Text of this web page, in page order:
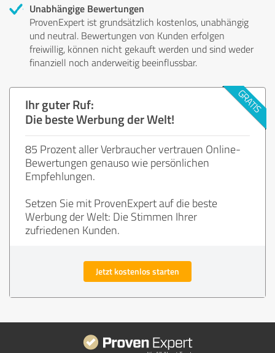
Unabhängige Bewertungen
ProvenExpert ist grundsätzlich kostenlos, unabhängig
und neutral. Bewertungen von Kunden erfolgen
freiwillig, können nicht gekauft werden und sind weder
finanziell noch anderweitig beeinflussbar.
Ihr guter Ruf:
Die beste Werbung der Welt!
85 Prozent aller Verbraucher vertrauen Online-
Bewertungen genauso wie persönlichen
Empfehlungen.
Setzen Sie mit ProvenExpert auf die beste
Werbung der Welt: Die Stimmen Ihrer
zufriedenen Kunden.
Jetzt kostenlos starten